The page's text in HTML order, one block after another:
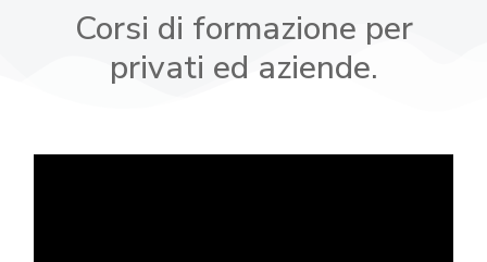
Corsi di formazione per
privati ed aziende.